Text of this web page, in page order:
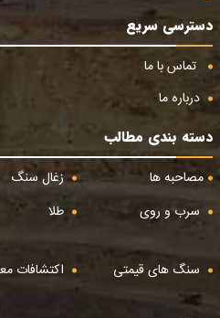
دسترسی سریع
تماس با ما
درباره ما
دسته بندی مطالب
مصاحبه ها
زغال سنگ
سرب و روی
طلا
سنگ های قیمتی
اکتشافات